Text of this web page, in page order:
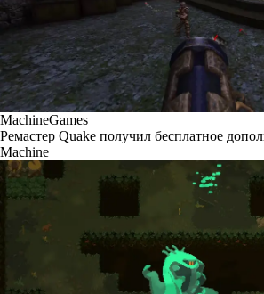
MachineGames
Ремастер Quake получил бесплатное
Machine